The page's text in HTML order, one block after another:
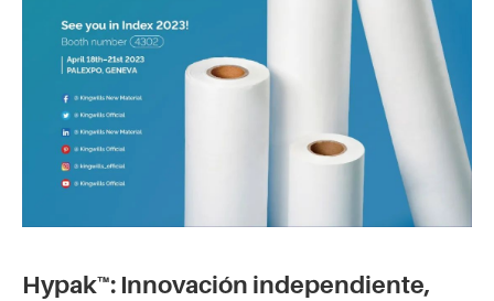
Hypak™: Innovación independiente,